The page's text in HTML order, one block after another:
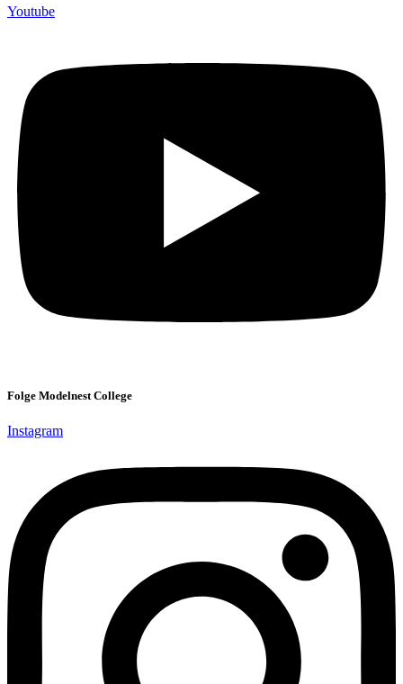
Youtube
Folge Modelnest College
Instagram